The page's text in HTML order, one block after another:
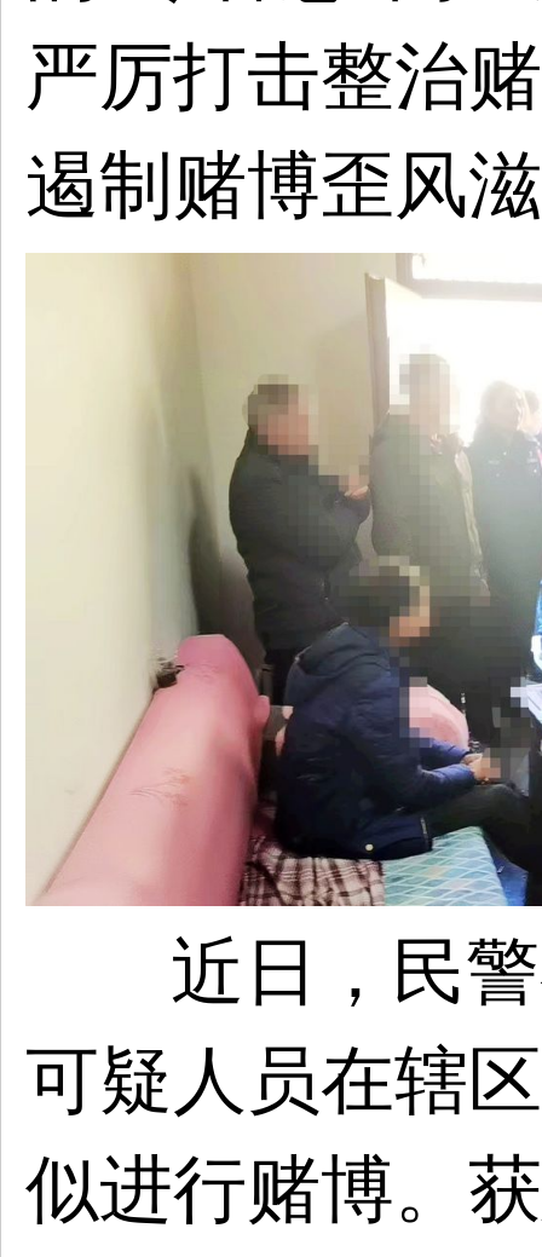
严厉打击整治
遏制赌博歪风
近日，民
可疑人员在辖
似进行赌博。